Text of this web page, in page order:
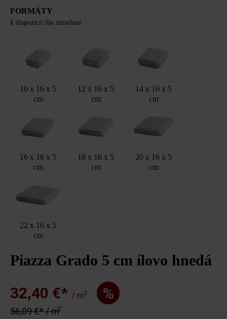
FORMÁTY
k dispozícii iba zmiešané
10 x 16 x 5
cm
12 x 16 x 5
cm
14 x 16 x 5
cm
16 x 16 x 5
cm
18 x 16 x 5
cm
20 x 16 x 5
cm
22 x 16 x 5
cm
Piazza Grado 5 cm ílovo hnedá
32,40 €* / m2 %
56,09 €* / m2